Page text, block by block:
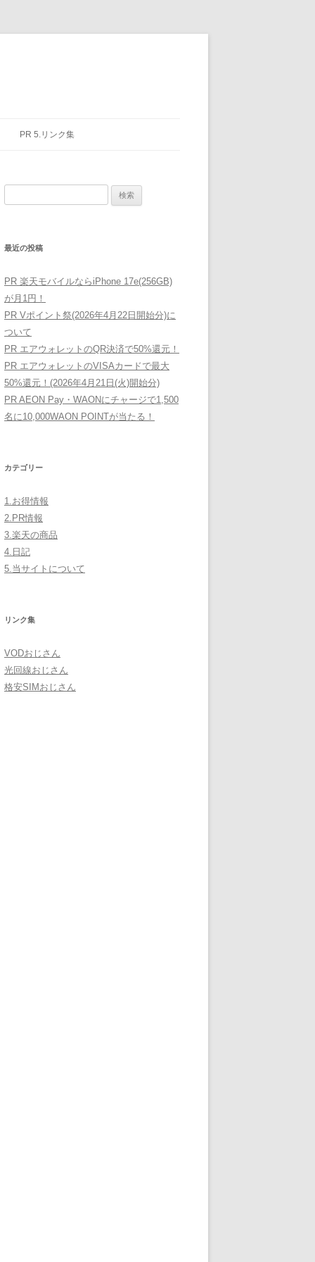
PR 5.リンク集
最近の投稿
PR 楽天モバイルならiPhone 17e(256GB)
が月1円！
PR Vポイント祭(2026年4月22日開始分)に
ついて
PR エアウォレットのQR決済で50%還元！
PR エアウォレットのVISAカードで最大
50%還元！(2026年4月21日(火)開始分)
PR AEON Pay・WAONにチャージで1,500
名に10,000WAON POINTが当たる！
カテゴリー
1.お得情報
2.PR情報
3.楽天の商品
4.日記
5.当サイトについて
リンク集
VODおじさん
光回線おじさん
格安SIMおじさん